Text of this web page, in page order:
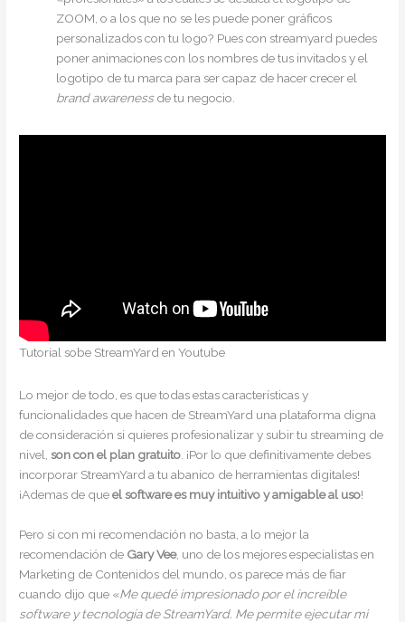
ZOOM, o a los que no se les puede poner gráficos
personalizados con tu logo? Pues con streamyard puedes
poner animaciones con los nombres de tus invitados y el
logotipo de tu marca para ser capaz de hacer crecer el
brand awarenessde tu negocio.
Tutorial sobe StreamYard en Youtube
Lo mejor de todo, es que todas estas características y
funcionalidades que hacen de StreamYard una plataforma digna
de consideración si quieres profesionalizar y subir tu streaming de
nivel,son con el plan gratuito . ¡Por lo que definitivamente debes
incorporar StreamYard a tu abanico de herramientas digitales!
¡Ademas de queel softwarees muy intuitivo y amigable al uso!
Pero si con mi recomendación no basta, a lo mejor la
recomendación de Gary Vee, uno de los mejores especialistas en
Marketing de Contenidos del mundo, os parece más de fiar
cuando dijo que «Me quedé impresionado por el increíble
software y tecnología de StreamYard. Me permite ejecutar mi